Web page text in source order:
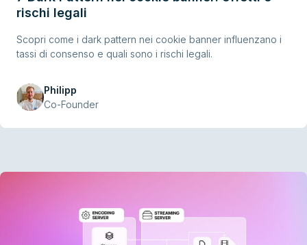
rischi legali
Scopri come i dark pattern nei cookie banner influenzano i
tassi di consenso e quali sono i rischi legali.
Philipp
Co-Founder